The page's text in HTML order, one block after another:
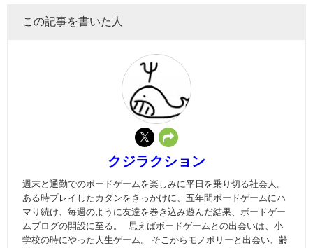
この記事を書いた人
クジラクション
週末と通勤でのボードゲームを楽しみに平日を乗り切る社会人。
ある時プレイしたカタンをきっかけに、五年間ボードゲームにハ
マり続け、毎週のように友達を巻き込み遊んだ結果、ボードゲー
ムブログの開設に至る。 思えばボードゲームとの出会いは、小
学校の時にやった人生ゲーム。 そこからモノポリーと出会い、齢